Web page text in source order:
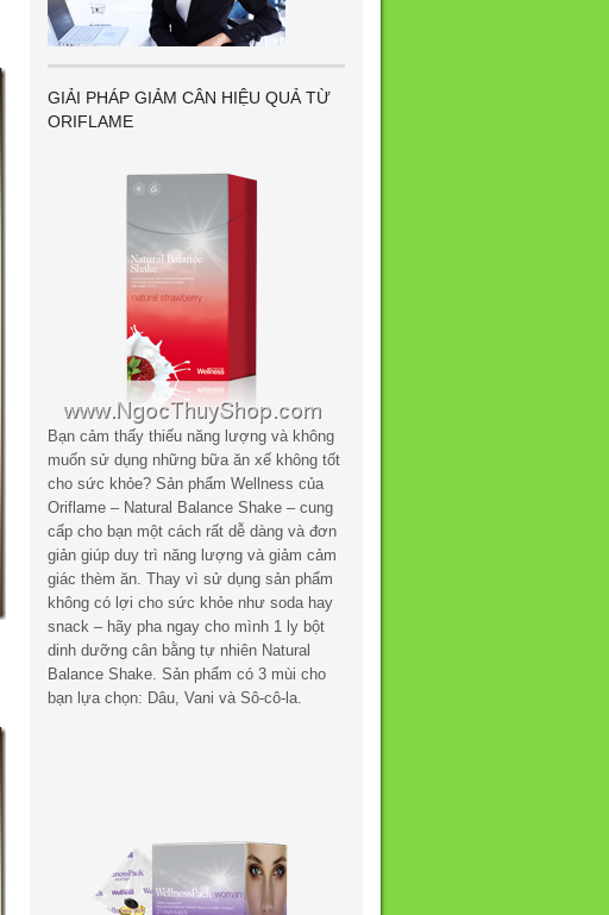
GIẢI PHÁP GIẢM CÂN HIỆU QUẢ TỪ
ORIFLAME
Bạn cảm thấy thiếu năng lượng và không
muốn sử dụng những bữa ăn xế không tốt
cho sức khỏe? Sản phẩm Wellness của
Oriflame – Natural Balance Shake – cung
cấp cho bạn một cách rất dễ dàng và đơn
giản giúp duy trì năng lượng và giảm cảm
giác thèm ăn. Thay vì sử dụng sản phẩm
không có lợi cho sức khỏe như soda hay
snack – hãy pha ngay cho mình 1 ly bột
dinh dưỡng cân bằng tự nhiên Natural
Balance Shake. Sản phẩm có 3 mùi cho
bạn lựa chọn: Dâu, Vani và Sô-cô-la.